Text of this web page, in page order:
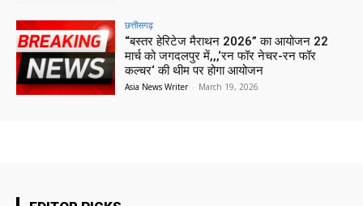
छत्तीसगढ़
“बस्तर हेरिटेज मैराथन 2026” का आयोजन 22
मार्च को जगदलपुर में,,,‘रन फॉर नेचर-रन फॉर
कल्चर‘ की थीम पर होगा आयोजन
Asia News Writer - March 19, 2026